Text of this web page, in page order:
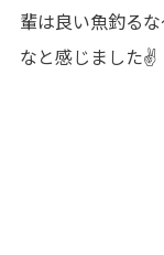
輩は良い魚釣る
なと感じました✌